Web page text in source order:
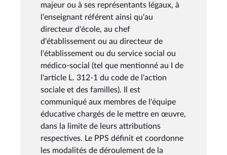
majeur ou à ses représentants légaux, à
l'enseignant référent ainsi qu'au
directeur d'école, au chef
d'établissement ou au directeur de
l'établissement ou du service social ou
médico-social (tel que mentionné au I de
l'article L. 312-1 du code de l'action
sociale et des familles). Il est
communiqué aux membres de l'équipe
éducative chargés de le mettre en œuvre,
dans la limite de leurs attributions
respectives. Le PPS définit et coordonne
les modalités de déroulement de la